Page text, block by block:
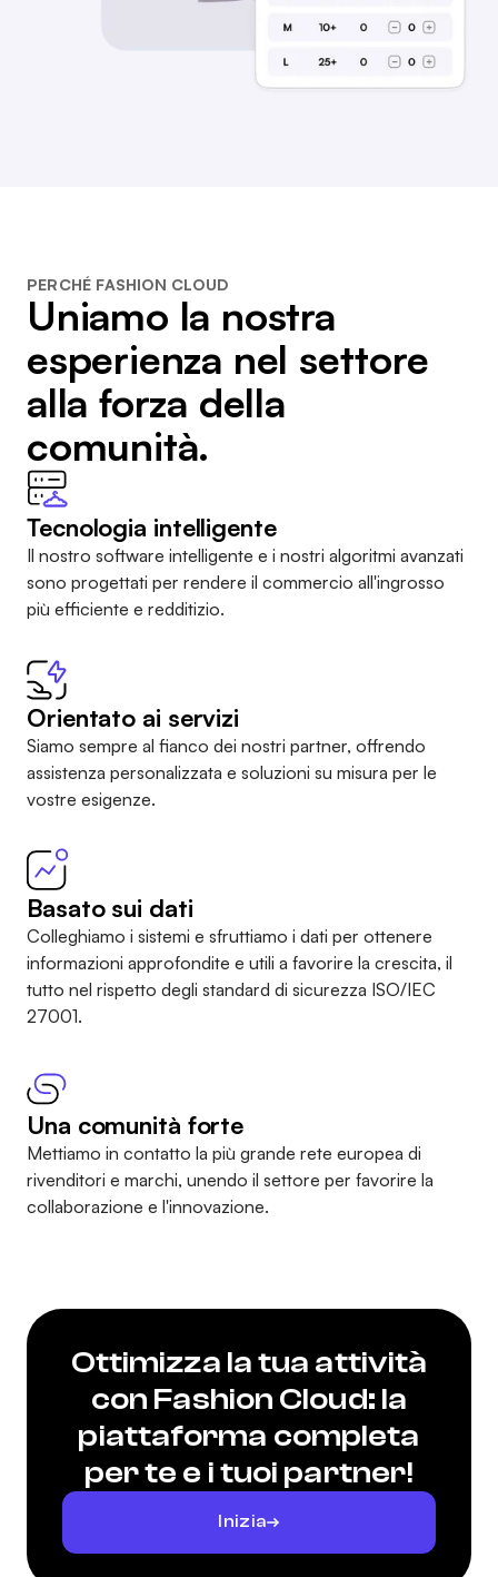
PERCHÉ FASHION CLOUD
Uniamo la nostra
esperienza nel settore
alla forza della
comunità.
Tecnologia intelligente
Il nostro software intelligente e i nostri algoritmi avanzati
sono progettati per rendere il commercio all'ingrosso
più efficiente e redditizio.
Orientato ai servizi
Siamo sempre al fianco dei nostri partner, offrendo
assistenza personalizzata e soluzioni su misura per le
vostre esigenze.
Basato sui dati
Colleghiamo i sistemi e sfruttiamo i dati per ottenere
informazioni approfondite e utili a favorire la crescita, il
tutto nel rispetto degli standard di sicurezza ISO/IEC
27001.
Una comunità forte
Mettiamo in contatto la più grande rete europea di
rivenditori e marchi, unendo il settore per favorire la
collaborazione e l'innovazione.
Ottimizza la tua attività
con Fashion Cloud: la
piattaforma completa
per te e i tuoi partner!
Inizia